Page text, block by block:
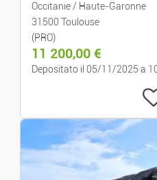
Occitanie / Haute-Garonne
31500 Toulouse
(PRO)
11 200,00 €
Depositato il 05/11/2025 a